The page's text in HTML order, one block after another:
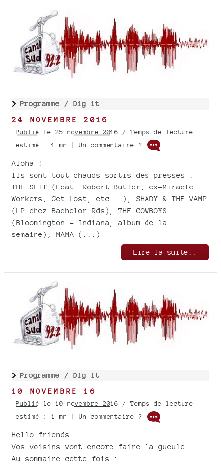
Programme / Dig it
24 NOVEMBRE 2016
Publié le 25 novembre 2016 / Temps de lecture
estimé : 1 mn | Un commentaire ?
Aloha !
Ils sont tout chauds sortis des presses :
THE SHIT (Feat. Robert Butler, ex-Miracle
Workers, Get Lost, etc...), SHADY & THE VAMP
(LP chez Bachelor Rds), THE COWBOYS
(Bloomington - Indiana, album de la
semaine), MAMA (...)
Lire la suite..
Programme / Dig it
10 NOVEMBRE 16
Publié le 10 novembre 2016 / Temps de lecture
estimé : 1 mn | Un commentaire ?
Hello friends
Vos voisins vont encore faire la gueule...
Au sommaire cette fois :